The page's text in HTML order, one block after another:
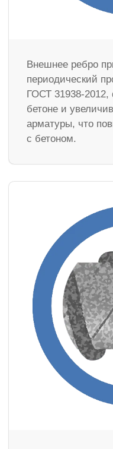
Внешнее ребро
периодический
ГОСТ 31938-2012,
бетоне и
арматуры, что
с бетоном.